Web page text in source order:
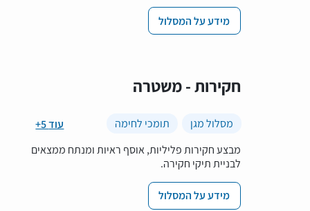
מידע על המסלול
חקירות - משטרה
+5 עוד מסלול מגן
תומכי לחימה
מבצע חקירות פליליות, אוסף ראיות ומנתח ממצאים
לבניית תיקי חקירה.
מידע על המסלול